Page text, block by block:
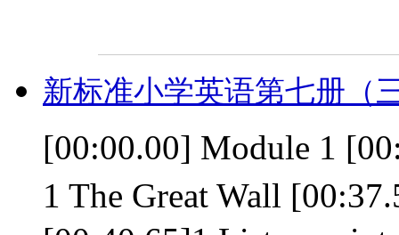
新标准小学英语第七册（
[00:00.00] Module 1
1 The Great Wall